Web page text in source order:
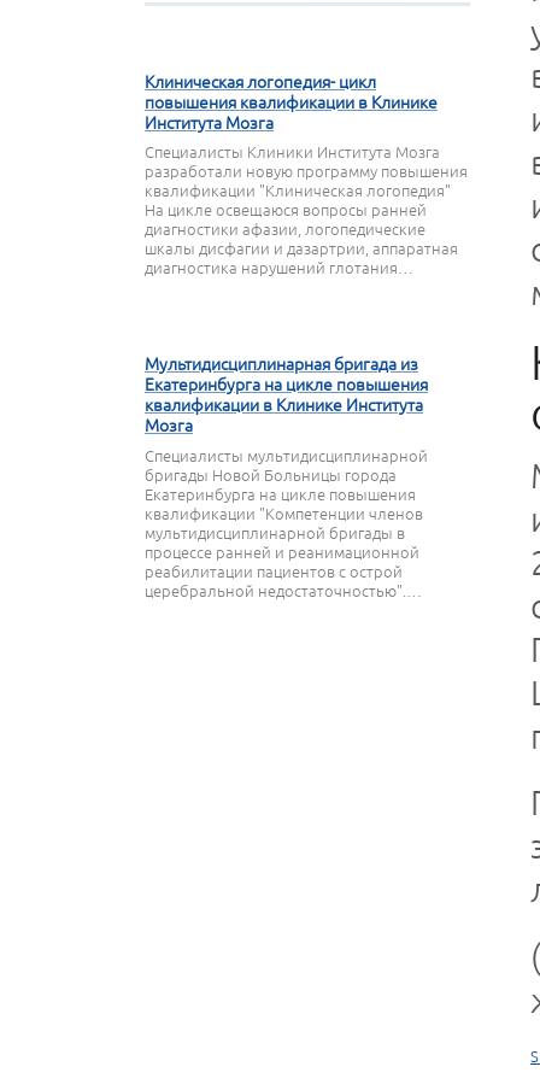
Клиническая логопедия- цикл
повышения квалификации в Клинике
Института Мозга
Специалисты Клиники Института Мозга
разработали новую программу повышения
квалификации "Клиническая логопедия"
На цикле освещаюся вопросы ранней
диагностики афазии, логопедические
шкалы дисфагии и дазартрии, аппаратная
диагностика нарушений глотания…
Мультидисциплинарная бригада из
Екатеринбурга на цикле повышения
квалификации в Клинике Института
Мозга
Специалисты мультидисциплинарной
бригады Новой Больницы города
Екатеринбурга на цикле повышения
квалификации "Компетенции членов
мультидисциплинарной бригады в
процессе ранней и реанимационной
реабилитации пациентов с острой
церебральной недостаточностью".…